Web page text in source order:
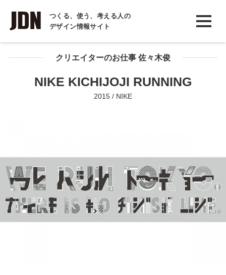
つくる、使う、考える人の
デザイン情報サイト
INTERVIEW
インタビュー
REPORTクリエイターのお仕事 佐々木俊
NIKE KICHIJOJI RUNNING
2015 / NIKE